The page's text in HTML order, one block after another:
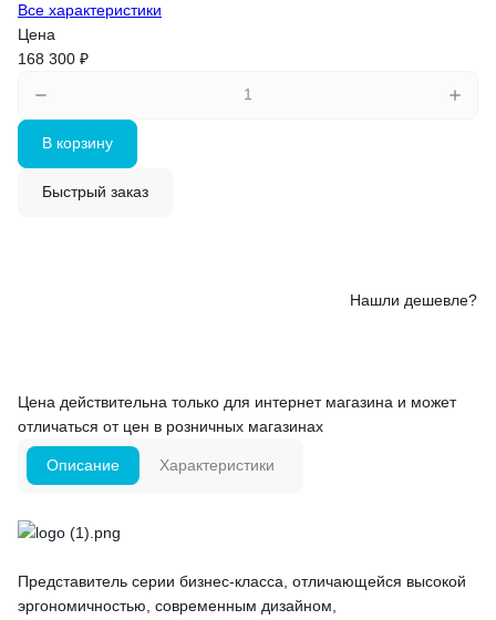
Все характеристики
Цена
168 300 ₽
В корзину
Быстрый заказ
Нашли дешевле?
Цена действительна только для интернет магазина и может
отличаться от цен в розничных магазинах
Описание
Представитель серии бизнес-класса, отличающейся высокой
эргономичностью, современным дизайном,
Характеристики